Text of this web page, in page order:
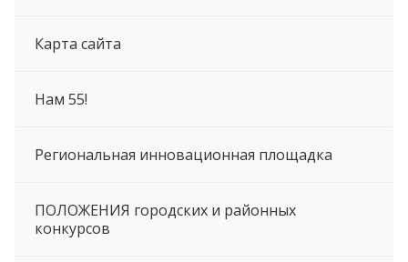
Карта сайта
Нам 55!
Региональная инновационная площадка
ПОЛОЖЕНИЯ городских и районных
конкурсов